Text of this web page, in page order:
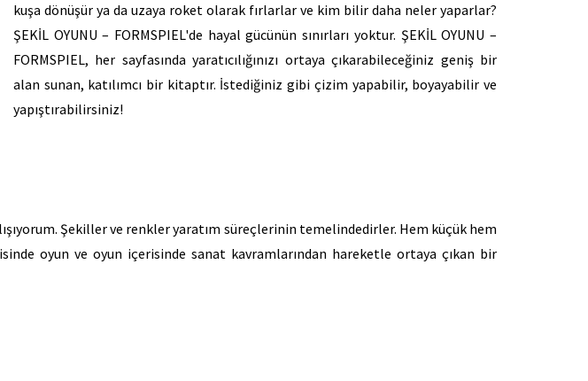
kuşa dönüşür ya da uzaya roket olarak fırlarlar ve kim bilir daha neler yaparlar?
ŞEKİL OYUNU – FORMSPIEL'de hayal gücünün sınırları yoktur. ŞEKİL OYUNU –
FORMSPIEL, her sayfasında yaratıcılığınızı ortaya çıkarabileceğiniz geniş bir
alan sunan, katılımcı bir kitaptır. İstediğiniz gibi çizim yapabilir, boyayabilir ve
yapıştırabilirsiniz!
Şekiller ve renkler yaratım süreçlerinin temelindedirler. Hem küçük hem
oyun ve oyun içerisinde sanat kavramlarından hareketle ortaya çıkan bir